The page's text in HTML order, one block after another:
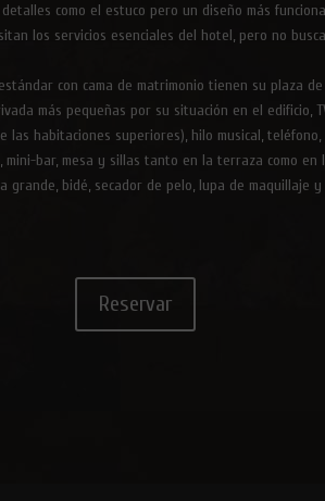
como el estuco pero un diseño más
los servicios esenciales del hotel, pero no
con cama de matrimonio tienen su plaza
más pequeñas por su situación en el edificio,
las habitaciones superiores), hilo musical, teléfono,
bar, mesa y sillas tanto en la terraza como en
grande, bidé, secador de pelo, lupa de maquillaje y
Reservar